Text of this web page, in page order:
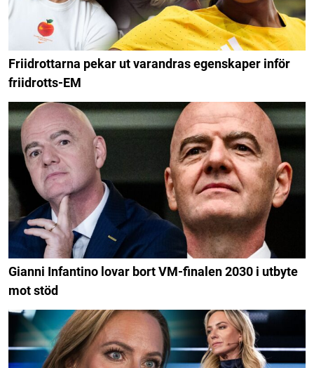
Friidrottarna pekar ut varandras egenskaper inför
friidrotts-EM
Gianni Infantino lovar bort VM-finalen 2030 i utbyte
mot stöd